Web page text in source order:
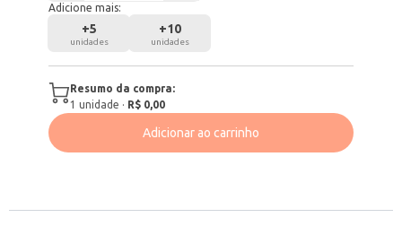
Adicione mais:
+5
unidades
+10
unidades
Resumo da compra:
1 unidade · R$ 0,00
Adicionar ao carrinho